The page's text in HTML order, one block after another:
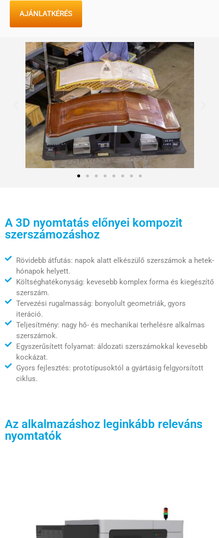
AJÁNLATKÉRÉS
A 3D nyomtatás előnyei kompozit
szerszámozáshoz
Rövidebb átfutás: napok alatt elkészülő szerszámok a hetek-
hónapok helyett.
Költséghatékonyság: kevesebb komplex forma és kiegészítő
szerszám.
Tervezési rugalmasság: bonyolult geometriák, gyors
iteráció.
Teljesítmény: nagy hő- és mechanikai terhelésre alkalmas
szerszámok.
Egyszerűsített folyamat: áldozati szerszámokkal kevesebb
kockázat.
Gyors fejlesztés: prototípusoktól a gyártásig felgyorsított
ciklus.
Az alkalmazáshoz leginkább releváns
nyomtatók